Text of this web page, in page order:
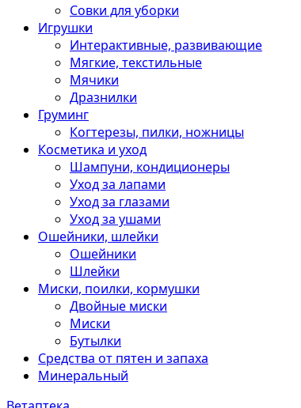
Совки для уборки
Игрушки
Интерактивные, развивающие
Мягкие, текстильные
Мячики
Дразнилки
Груминг
Когтерезы, пилки, ножницы
Косметика и уход
Шампуни, кондиционеры
Уход за лапами
Уход за глазами
Уход за ушами
Ошейники, шлейки
Ошейники
Шлейки
Миски, поилки, кормушки
Двойные миски
Миски
Бутылки
Средства от пятен и запаха
Минеральный